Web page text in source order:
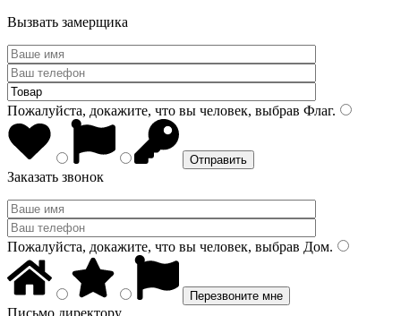
Вызвать замерщика
Пожалуйста, докажите, что вы человек, выбрав Флаг.
Заказать звонок
Пожалуйста, докажите, что вы человек, выбрав Дом.
Письмо директору